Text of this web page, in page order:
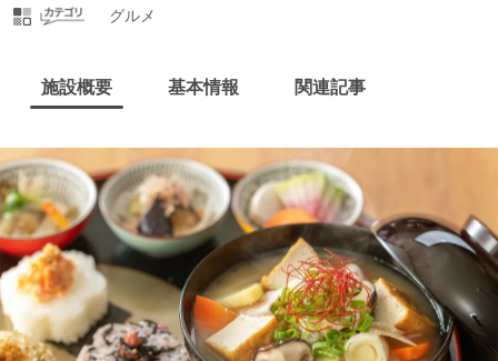
グルメ
施設概要 基本情報 関連記事